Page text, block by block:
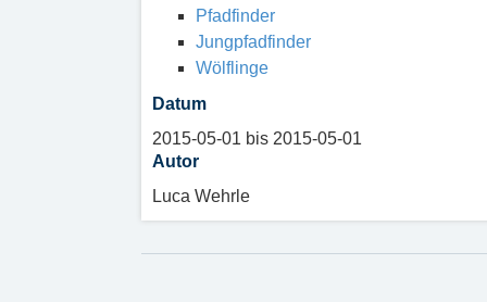
Pfadfinder
Jungpfadfinder
Wölflinge
Datum
2015-05-01 bis 2015-05-01
Autor
Luca Wehrle